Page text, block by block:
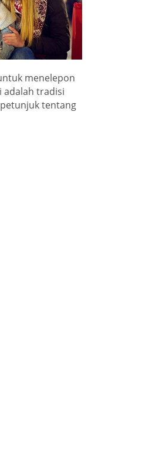
menelepon
adalah tradisi
tentang